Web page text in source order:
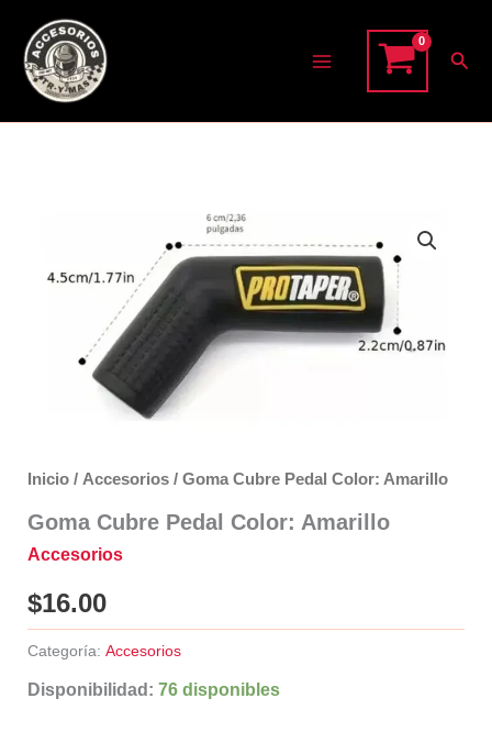
contenido
Inicio/ Accesorios/ Goma Cubre Pedal Color: Amarillo
Goma Cubre Pedal Color: Amarillo
Accesorios
$16.00
Categoría: Accesorios
Disponibilidad: 76 disponibles
Color:
Amarillo
cantidad